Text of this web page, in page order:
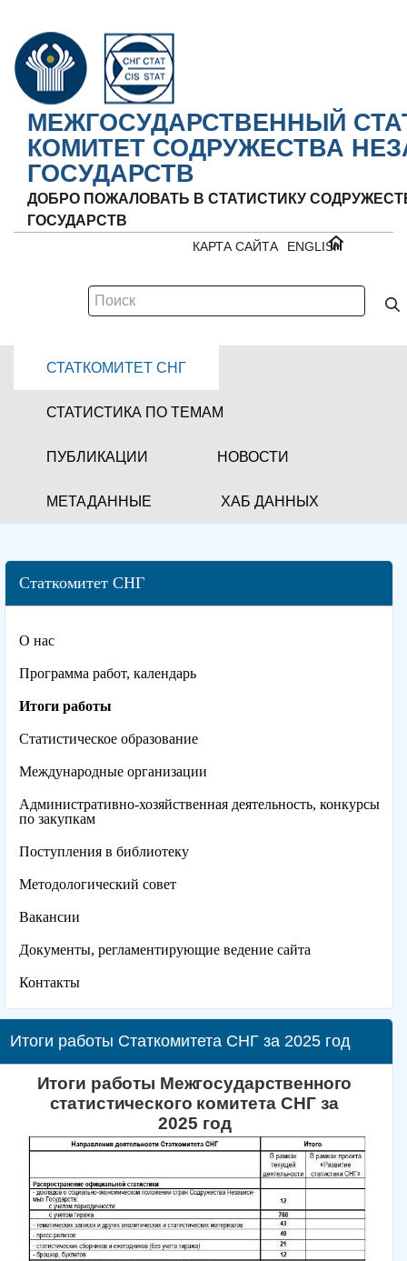
МЕЖГОСУДАРСТВЕННЫЙ
КОМИТЕТ СОДРУЖЕСТВА
ГОСУДАРСТВ
ДОБРО ПОЖАЛОВАТЬ В СТАТИСТИКУ
ГОСУДАРСТВ
ENGLISH
КАРТА САЙТА
СТАТКОМИТЕТ СНГ
СТАТИСТИКА ПО ТЕМАМ
ПУБЛИКАЦИИ НОВОСТИ
МЕТАДАННЫЕ ХАБ ДАННЫХ
Статкомитет СНГ
О нас
Программа работ, календарь
Итоги работы
Статистическое образование
Международные организации
Административно-хозяйственная деятельность, конкурсы
по закупкам
Поступления в библиотеку
Методологический совет
Вакансии
Документы, регламентирующие ведение сайта
Контакты
Итоги работы Статкомитета СНГ за 2025 год
Итоги работы Межгосударственного
статистического комитета СНГ за
2025 год